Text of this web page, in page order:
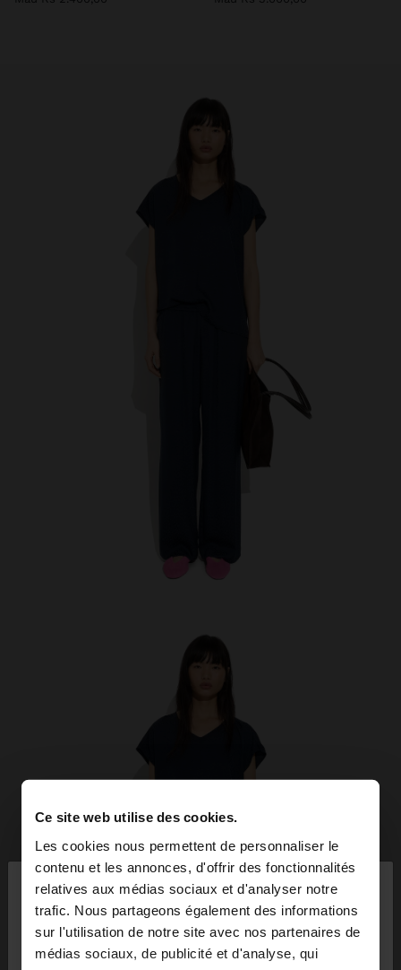
Ce site web utilise des cookies.
Les cookies nous permettent de personnaliser le
contenu et les annonces, d'offrir des fonctionnalités
relatives aux médias sociaux et d'analyser notre
trafic. Nous partageons également des informations
sur l'utilisation de notre site avec nos partenaires de
médias sociaux, de publicité et d'analyse, qui
bonjour ×
Vous accédez au site depuis Mauritius. Voulez-
vous parcourir notre site au United States?